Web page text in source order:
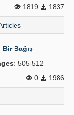
1819
1837
Bir Bağış
505-512
0
1986